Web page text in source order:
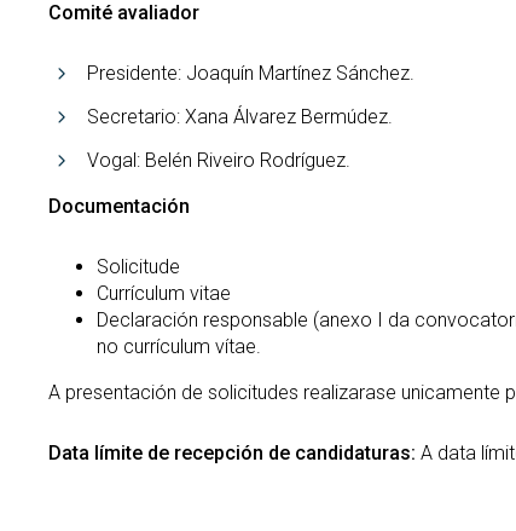
Comité avaliador
Presidente: Joaquín Martínez Sánchez.
Secretario: Xana Álvarez Bermúdez.
Vogal: Belén Riveiro Rodríguez.
Documentación
Solicitude
Currículum vitae
Declaración responsable (anexo I da
no currículum vítae.
A presentación de solicitudes realizarase unicamente
Data límite de recepción de candidaturas: A data